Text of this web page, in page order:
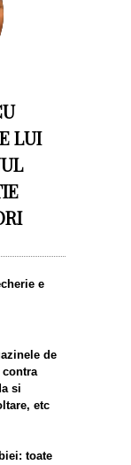
LUI
e
de
contra
si
etc
toate